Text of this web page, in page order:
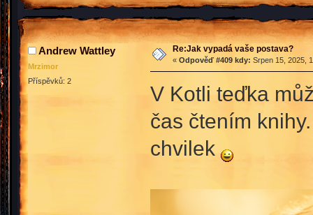
Andrew Wattley
Mrzimor
Příspěvků: 2
Re:Jak vypadá vaše postava?
« Odpověď #409 kdy: Srpen 15, 2025,
V Kotli teďka
čas čtením
chvilek